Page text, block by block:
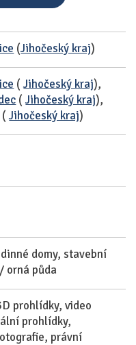
(Jihočeský kraj)
(Jihočeský kraj),
(Jihočeský kraj),
(Jihočeský kraj)
domy, stavební
orná půda
prohlídky, video
prohlídky,
právní